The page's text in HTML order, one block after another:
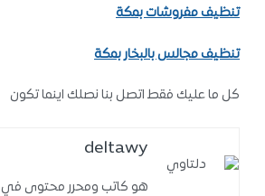
تنظيف مفروشات بمكة
تنظيف مجالس بالبخار بمكة
كل ما عليك فقط اتصل بنا نصلك اينما تكون
deltawy
هو كاتب ومحرر محتوى